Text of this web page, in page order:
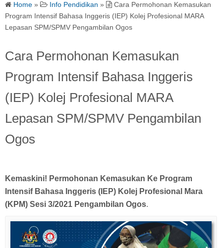
Home » Info Pendidikan »
Cara Permohonan Kemasukan
Program Intensif Bahasa Inggeris (IEP) Kolej Profesional MARA
Lepasan SPM/SPMV Pengambilan Ogos
Cara Permohonan Kemasukan
Program Intensif Bahasa Inggeris
(IEP) Kolej Profesional MARA
Lepasan SPM/SPMV Pengambilan
Ogos
Kemaskini! Permohonan Kemasukan Ke Program
Intensif Bahasa Inggeris (IEP) Kolej Profesional Mara
(KPM) Sesi 3/2021 Pengambilan Ogos.